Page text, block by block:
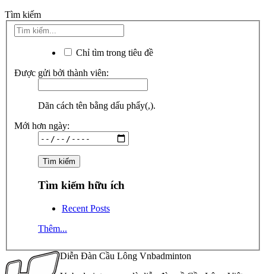
Tìm kiếm
Chỉ tìm trong tiêu đề
Được gửi bởi thành viên:
Dãn cách tên bằng dấu phẩy(,).
Mới hơn ngày:
Tìm kiếm hữu ích
Recent Posts
Thêm...
Diễn Đàn Cầu Lông Vnbadminton